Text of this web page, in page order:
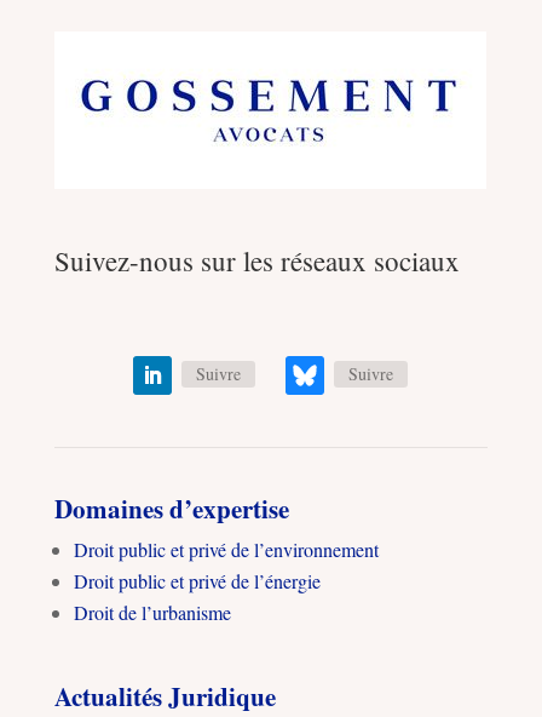
Suivez-nous sur les réseaux sociaux
Suivre Suivre
Domaines d’expertise
Droit public et privé de l’environnement
Droit public et privé de l’énergie
Droit de l’urbanisme
Actualités Juridique